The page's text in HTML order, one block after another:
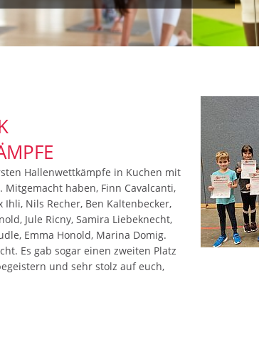
Hallenwettkämpfe in Kuchen mit
haben, Finn Cavalcanti,
Ihli, Nils Recher, Ben Kaltenbecker,
Jule Ricny, Samira Liebeknecht,
Emma Honold, Marina Domig.
Es gab sogar einen zweiten Platz
und sehr stolz auf euch,